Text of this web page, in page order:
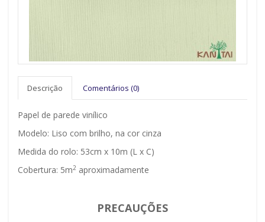
Descrição Comentários (0)
Papel de parede vinílico
Modelo: Liso com brilho, na cor cinza
Medida do rolo: 53cm x 10m (L x C)
Cobertura: 5m2 aproximadamente
PRECAUÇÕES